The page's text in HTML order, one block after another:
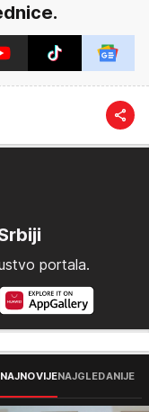
portala.
NAJNOVIJENAJGLEDANIJE